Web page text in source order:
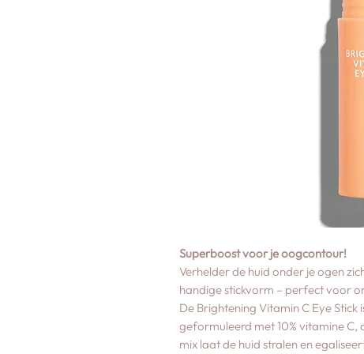
Superboost voor je oogcontour!
Verhelder de huid onder je ogen
handige stickvorm – perfect voor
De Brightening Vitamin C Eye
geformuleerd met 10% vitamine C,
mix laat de huid stralen en